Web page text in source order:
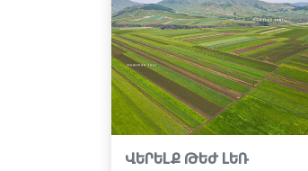
ՎԵՐԵԼՔ ԹԵԺ ԼԵՌ